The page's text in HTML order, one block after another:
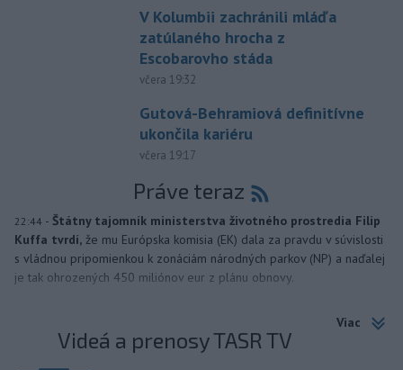
V Kolumbii zachránili mláďa
zatúlaného hrocha z
Escobarovho stáda
včera 19:32
Gutová-Behramiová definitívne
ukončila kariéru
včera 19:17
Práve teraz
22:44 - Štátny tajomník ministerstva životného prostredia Filip
Kuffa tvrdí, že mu Európska komisia (EK) dala za pravdu v súvislosti
s vládnou pripomienkou k zonáciám národných parkov (NP) a naďalej
je tak ohrozených 450 miliónov eur z plánu obnovy.
Viac
Videá a prenosy TASR TV